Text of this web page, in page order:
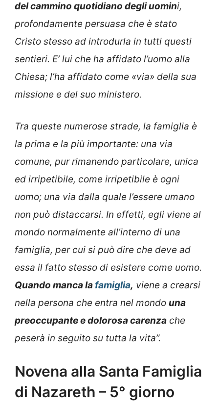
del cammino quotidiano degli uomini,
profondamente persuasa che è stato
Cristo stesso ad introdurla in tutti questi
sentieri. E’ lui che ha affidato l’uomo alla
Chiesa; l’ha affidato come «via» della sua
missione e del suo ministero.
Tra queste numerose strade, la famiglia è
la prima e la più importante: una via
comune, pur rimanendo particolare, unica
ed irripetibile, come irripetibile è ogni
uomo; una via dalla quale l’essere umano
non può distaccarsi. In effetti, egli viene al
mondo normalmente all’interno di una
famiglia, per cui si può dire che deve ad
essa il fatto stesso di esistere come uomo.
Quando manca la famiglia, viene a crearsi
nella persona che entra nel mondo una
preoccupante e dolorosa carenza che
peserà in seguito su tutta la vita”.
Novena alla Santa Famiglia
di Nazareth – 5° giorno